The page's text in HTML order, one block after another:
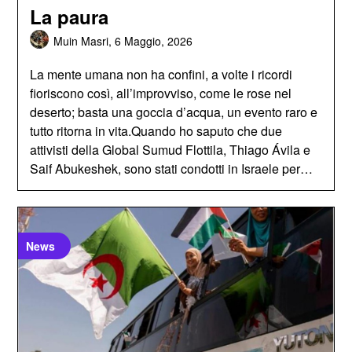
La paura
Muin Masri,6 Maggio, 2026
La mente umana non ha confini, a volte i ricordi
fioriscono così, all’improvviso, come le rose nel
deserto; basta una goccia d’acqua, un evento raro e
tutto ritorna in vita.Quando ho saputo che due
attivisti della Global Sumud Flottila, Thiago Ávila e
Saif Abukeshek, sono stati condotti in Israele per…
News